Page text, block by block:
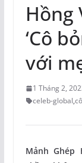
Hồng
‘Cô
với
1 Tháng 2,
celeb-global,
Mảnh